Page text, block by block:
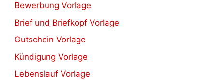
Bewerbung Vorlage
Brief und Briefkopf Vorlage
Gutschein Vorlage
Kündigung Vorlage
Lebenslauf Vorlage